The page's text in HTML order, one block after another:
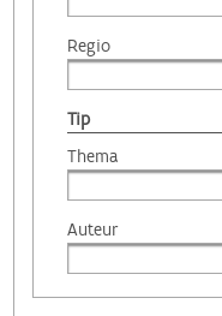
Regio
Tip
Thema
Auteur